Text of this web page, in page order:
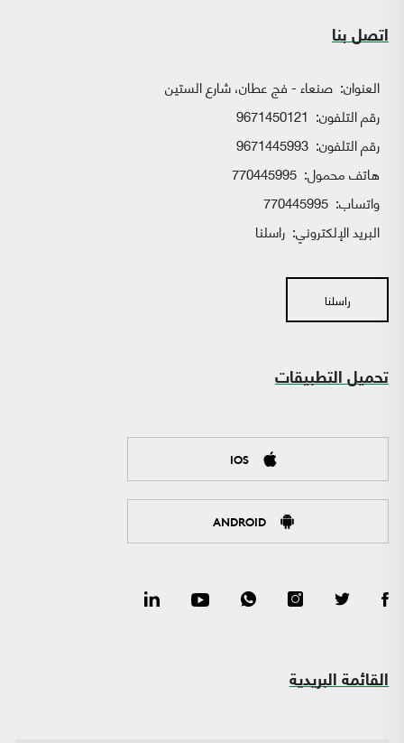
اتصل بنا
العنوان: صنعاء - فج عطان، شارع الستين
رقم التلفون: 9671450121
رقم التلفون: 9671445993
هاتف محمول: 770445995
واتساب:
البريد الإلكتروني: راسلنا
راسلنا
تحميل التطبيقات
IOS
ANDROID
القائمة البريدية